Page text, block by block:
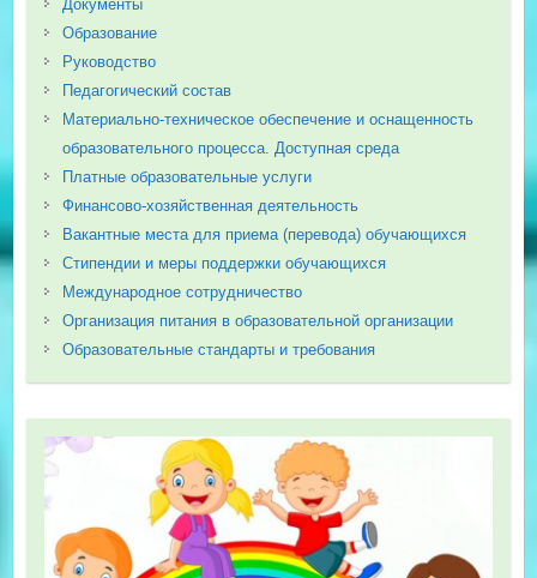
Документы
Образование
Руководство
Педагогический состав
Материально-техническое обеспечение и оснащенность
образовательного процесса. Доступная среда
Платные образовательные услуги
Финансово-хозяйственная деятельность
Вакантные места для приема (перевода) обучающихся
Стипендии и меры поддержки обучающихся
Международное сотрудничество
Организация питания в образовательной организации
Образовательные стандарты и требования